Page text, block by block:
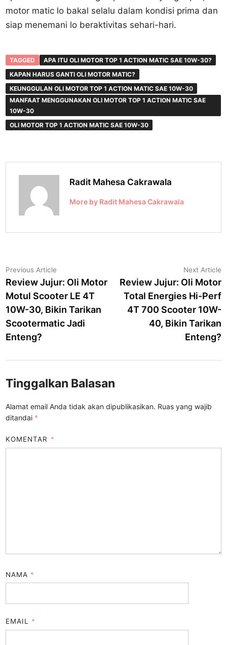
motor matic lo bakal selalu dalam kondisi prima dan
siap menemani lo beraktivitas sehari-hari.
TAGGED
APA ITU OLI MOTOR TOP 1 ACTION MATIC SAE 10W-30?
KAPAN HARUS GANTI OLI MOTOR MATIC?
KEUNGGULAN OLI MOTOR TOP 1 ACTION MATIC SAE 10W-30
MANFAAT MENGGUNAKAN OLI MOTOR TOP 1 ACTION MATIC SAE
10W-30
OLI MOTOR TOP 1 ACTION MATIC SAE 10W-30
Radit Mahesa Cakrawala
More by Radit Mahesa Cakrawala
Navigasi
pos
Previous Article
article:
Review Jujur: Oli Motor
Motul Scooter LE 4T
10W-30, Bikin Tarikan
Scootermatic Jadi
Enteng?
Next Article
Review Jujur: Oli Motor
Total Energies Hi-Perf
4T 700 Scooter 10W-
40, Bikin Tarikan
Enteng?
Tinggalkan Balasan
Alamat email Anda tidak akan dipublikasikan. Ruas yang wajib
ditandai *
KOMENTAR *
NAMA *
EMAIL *